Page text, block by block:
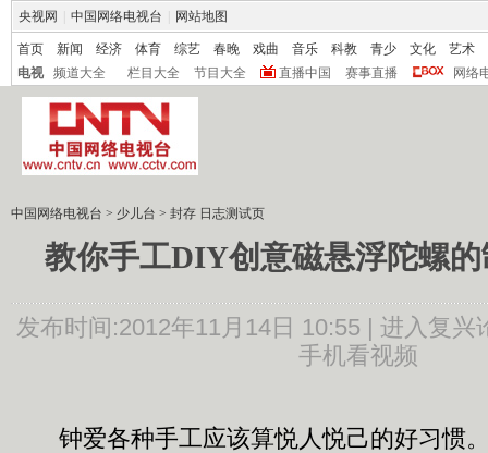
央视网 中国网络电视台 网站地图
首页 新闻 经济 体育 综艺 春晚 戏曲 音乐 科教 青少 文化
艺术
电视
频道大全 栏目大全 节目大全 直播中国 赛事直播 网络
中国网络电视台 > 少儿台 > 封存 日志测试页
教你手工DIY创意磁悬浮陀螺
发布时间:2012年11月14日 10:55 | 进入复兴
手机看视频
钟爱各种手工应该算悦人悦己的好习惯